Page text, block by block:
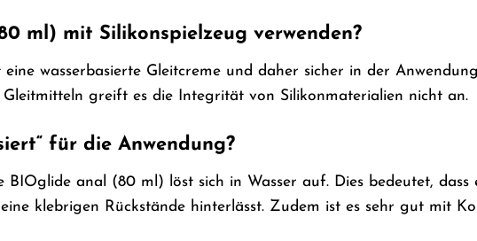
ml) mit Silikonspielzeug verwenden?
wasserbasierte Gleitcreme und daher sicher in der
greift es die Integrität von Silikonmaterialien nicht an.
für die Anwendung?
BIOglide anal (80 ml) löst sich in Wasser auf. Dies bedeutet,
klebrigen Rückstände hinterlässt. Zudem ist es sehr gut mit